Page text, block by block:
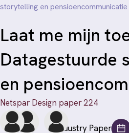
storytelling en pensioencommunicatie
Laat me mijn
Datagestuurde
en
Netspar Design paper 224
Industry Paper